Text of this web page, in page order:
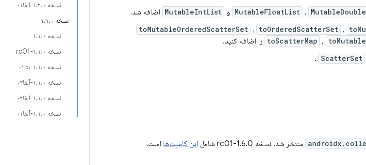
نسخه ۱.۲.۰-آلفا۰۱
نسخه ۱.۱.۰
نسخه ۱.۱.۰
نسخه ۱.۱.۰-rc01
نسخه ۱.۱.۰-بتا۰۱
نسخه ۱.۱.۰-آلفا۰۳
نسخه ۱.۱.۰-آلفا۰۲
نسخه ۱.۱.۰-آلفا۰۱
MutableFloatList ، و MutableIntList اضافه شد.
toMutableOrderedScatterSet ، toOrderedScatterSet ،
toScatterMap ،
را اضافه کنید.
ScatterSet
.
منتشر شد. نسخه 1.6.0-rc01 شامل این کامیت‌ها است.